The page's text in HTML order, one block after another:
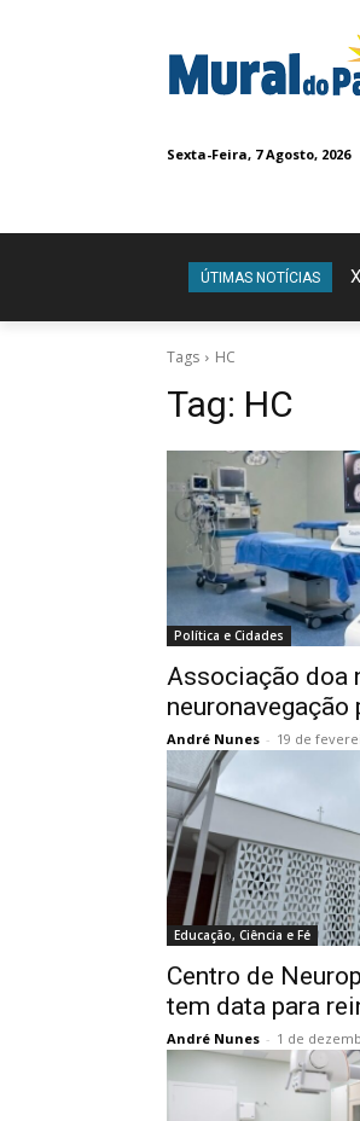
Sexta-Feira, 7 Agosto, 2026
ÚTIMAS NOTÍCIAS
Tags HC
Tag: HC
Política e Cidades
Associação doa
neuronavegação
André Nunes - 19 de
Educação, Ciência e Fé
Centro de
tem data para
André Nunes - 1 de